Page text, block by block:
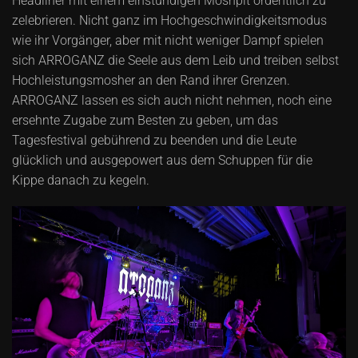
zelebrieren. Nicht ganz im Hochgeschwindigkeitsmodus
wie ihr Vorgänger, aber mit nicht weniger Dampf spielen
sich ARROGANZ die Seele aus dem Leib und treiben selbst
Hochleistungsmosher an den Rand ihrer Grenzen.
ARROGANZ lassen es sich auch nicht nehmen, noch eine
ersehnte Zugabe zum Besten zu geben, um das
Tagesfestival gebührend zu beenden und die Leute
glücklich und ausgepowert aus dem Schuppen für die
Kippe danach zu kegeln.